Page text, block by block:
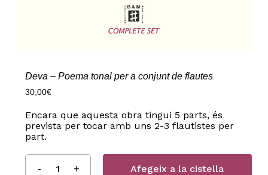
Deva – Poema tonal per a conjunt de flautes
30,00€
Encara que aquesta obra tingui 5 parts, és
prevista per tocar amb uns 2-3 flautistes per
part.
Afegeix a la cistella